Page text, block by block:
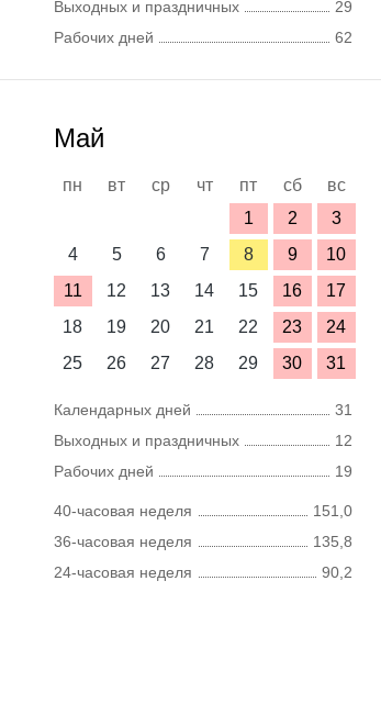
Выходных и праздничных
29
Рабочих дней
62
Май
пн вт ср чт пт сб
вс
1
2
3
4
5 6 7 8 9
10
11
12 13 14 15 16
17
18
19 20 21 22 23
24
25
26 27 28 29 30 31
Календарных дней
31
Выходных и праздничных
12
Рабочих дней
19
40-часовая неделя
151,0
36-часовая неделя
135,8
24-часовая неделя
90,2